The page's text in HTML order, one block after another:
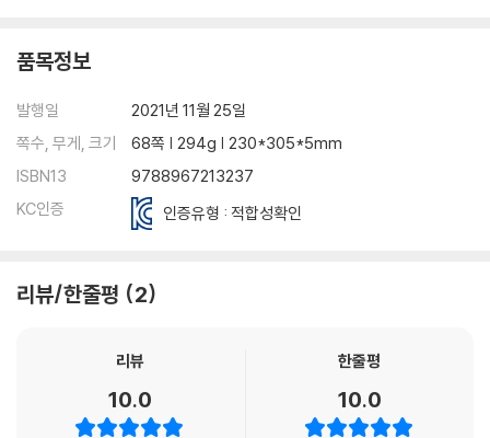
-왼손 3화음
15. 체르니 100연습곡(Op.139), No.12
-8분의 6박자 펼침화음 반주와 꾸밈음
16. 체르니 100연습곡 변형(Op.139), No.8
-점음표와 임시표
-8분의 3박자의 다양한 리듬
-알베르티 베이스와 스타카토
19. 체르니 24연습곡(Op.777), No.22
품목정보
발행일
2021년 11월 25일
쪽수, 무게, 크기
68쪽 | 294g | 230*305*5mm
ISBN13
9788967213237
KC인증
인증유형 : 적합성확인
리뷰/한줄평 2
리뷰
10.0
한줄평
10.0